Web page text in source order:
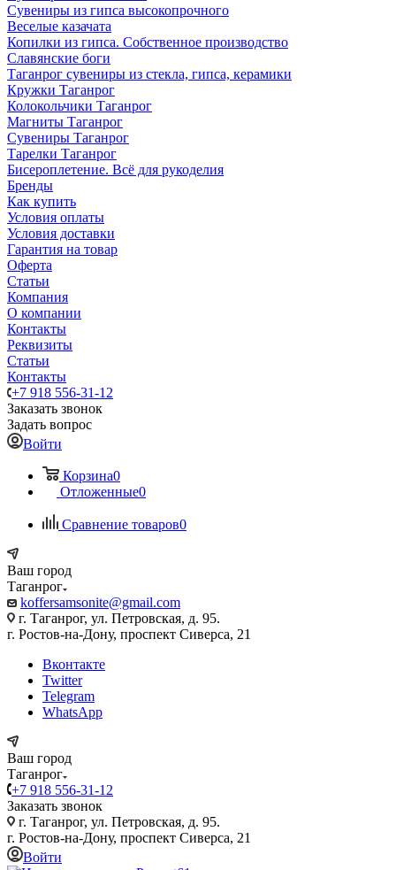
Сувениры из гипса высокопрочного
Веселые казачата
Копилки из гипса. Собственное производство
Славянские боги
Таганрог сувениры из стекла, гипса, керамики
Кружки Таганрог
Колокольчики Таганрог
Магниты Таганрог
Сувениры Таганрог
Тарелки Таганрог
Бисероплетение. Всё для рукоделия
Бренды
Как купить
Условия оплаты
Условия доставки
Гарантия на товар
Оферта
Статьи
Компания
О компании
Контакты
Реквизиты
Статьи
Контакты
+7 918 556-31-12
Заказать звонок
Задать вопрос
Войти
Корзина0
Отложенные0
Сравнение товаров0
Ваш город
Таганрог
koffersamsonite@gmail.com
г. Таганрог, ул. Петровская, д. 95.
г. Ростов-на-Дону, проспект Сиверса, 21
Вконтакте
Twitter
Telegram
WhatsApp
Ваш город
Таганрог
+7 918 556-31-12
Заказать звонок
г. Таганрог, ул. Петровская, д. 95.
г. Ростов-на-Дону, проспект Сиверса, 21
Войти